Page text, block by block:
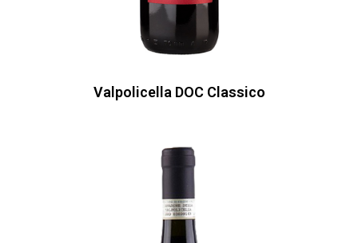
Valpolicella DOC Classico